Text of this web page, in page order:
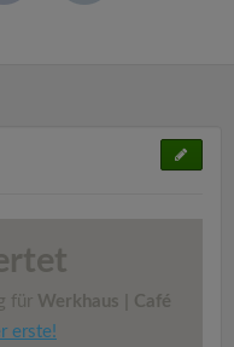
für Werkhaus | Café
erste!